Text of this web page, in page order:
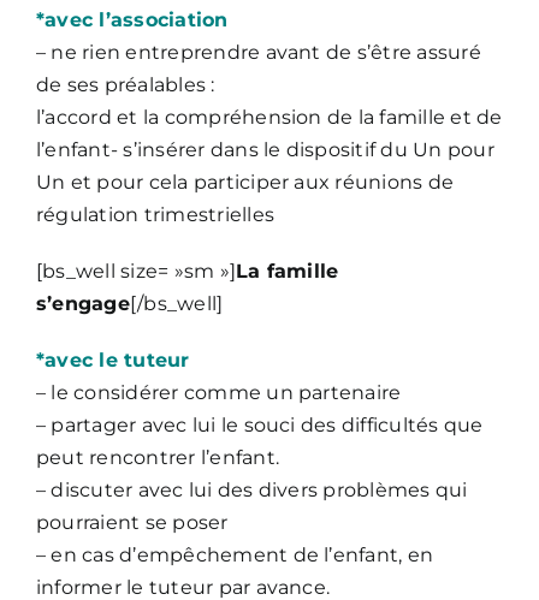
*avec l’association
– ne rien entreprendre avant de s’être assuré
de ses préalables :
l’accord et la compréhension de la famille et de
l’enfant- s’insérer dans le dispositif du Un pour
Un et pour cela participer aux réunions de
régulation trimestrielles
[bs_well size= »sm »]La famille
s’engage[/bs_well]
*avec le tuteur
– le considérer comme un partenaire
– partager avec lui le souci des difficultés que
peut rencontrer l’enfant.
– discuter avec lui des divers problèmes qui
pourraient se poser
– en cas d’empêchement de l’enfant, en
informer le tuteur par avance.